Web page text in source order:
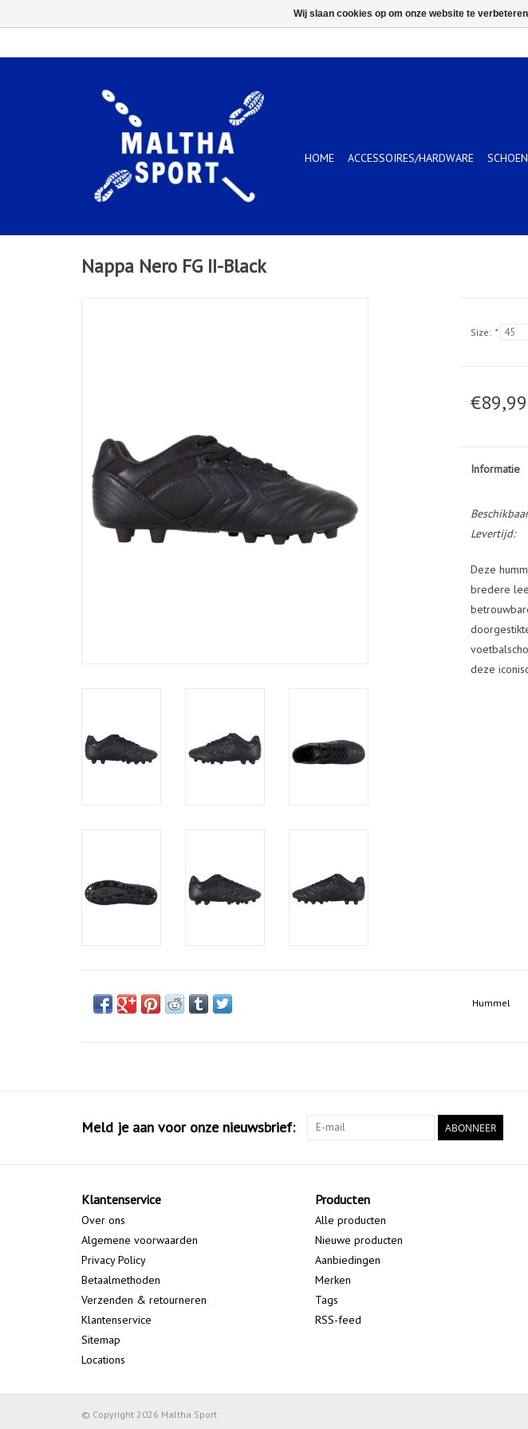
HOME ACCESSOIRES/HARDWARE
Nappa Nero FG II-Black
Size: *
€89,99
Informatie
Levertijd:
Deze
bredere
deze
Hummel
Meld je aan voor onze nieuwsbrief: ABONNEER
Klantenservice
Over ons
Algemene voorwaarden
Privacy Policy
Betaalmethoden
Verzenden & retourneren
Klantenservice
Sitemap
Locations
Producten
Alle producten
Nieuwe producten
Aanbiedingen
Merken
Tags
RSS-feed
© Copyright 2026 Maltha Sport
Wij slaan cookies op om onze website te